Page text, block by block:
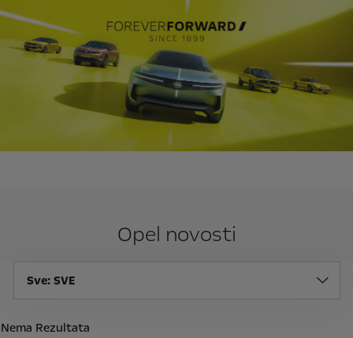
Opel novosti
Sve: SVE
Nema Rezultata